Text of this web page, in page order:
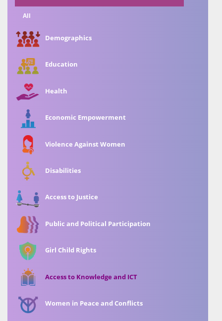
All
Demographics
Education
Health
Economic Empowerment
Violence Against Women
Disabilities
Access to Justice
Public and Political Participation
Girl Child Rights
Access to Knowledge and ICT
Women in Peace and Conflicts